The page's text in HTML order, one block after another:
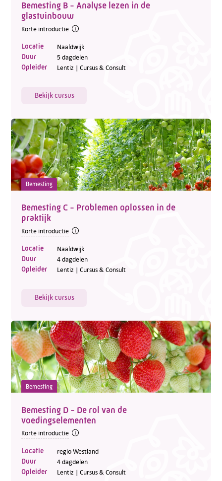
Bemesting B - Analyse lezen in de
glastuinbouw
Korte introductie
Locatie Naaldwijk
Duur 5 dagdelen
Opleider Lentiz | Cursus & Consult
Bekijk cursus
Bemesting
Bemesting C - Problemen oplossen in de
praktijk
Korte introductie
Locatie Naaldwijk
Duur 4 dagdelen
Opleider Lentiz | Cursus & Consult
Bekijk cursus
Bemesting
Bemesting D - De rol van de
voedingselementen
Korte introductie
Locatie regio Westland
Duur 4 dagdelen
Opleider Lentiz | Cursus & Consult